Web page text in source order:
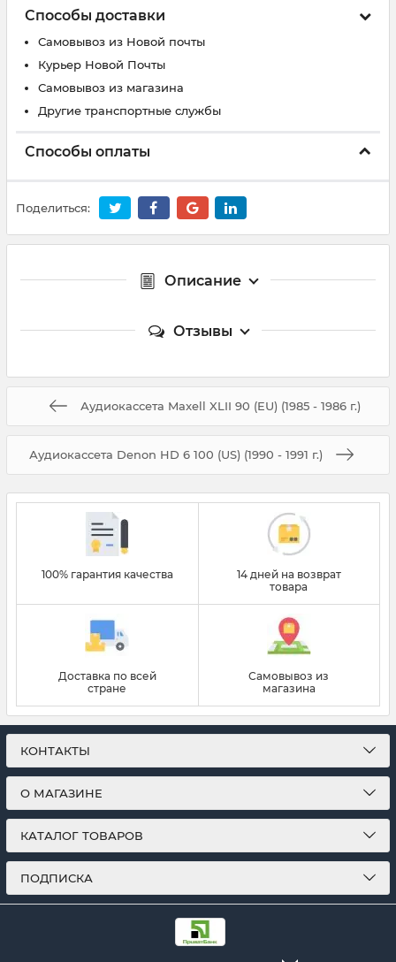
Способы доставки
Самовывоз из Новой почты
Курьер Новой Почты
Самовывоз из магазина
Другие транспортные службы
Способы оплаты
Поделиться:
Описание
Отзывы
Аудиокассета Maxell XLII 90 (EU) (1985 - 1986 г.)
Аудиокассета Denon HD 6 100 (US) (1990 - 1991 г.)
100% гарантия качества
14 дней на возврат
товара
Доставка по всей
стране
Самовывоз из
магазина
КОНТАКТЫ
О МАГАЗИНЕ
КАТАЛОГ ТОВАРОВ
ПОДПИСКА